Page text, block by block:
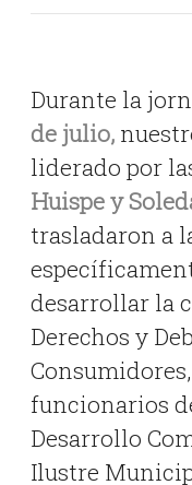
Durante la
de julio,
liderado por
Huispe y
trasladaron a
desarrollar la
Derechos y
funcionarios
Desarrollo
Ilustre